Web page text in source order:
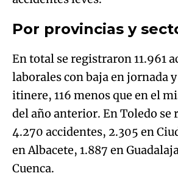
Por provincias y
En total se registraron 11.961
laborales con baja en jornada
itinere, 116 menos que en el
del año anterior. En Toledo se
4.270 accidentes, 2.305 en
en Albacete, 1.887 en
Cuenca.